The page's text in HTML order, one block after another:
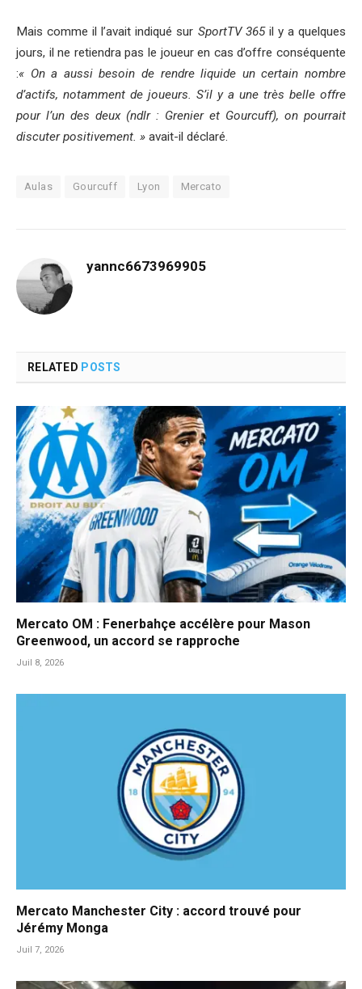
Mais comme il l’avait indiqué sur SportTV 365il y a quelques
jours, il ne retiendra pas le joueur en cas d’offre conséquente
:« On a aussi besoin de rendre liquide un certain nombre
d’actifs, notamment de joueurs. S’il y a une très belle offre
pour l’un des deux (ndlr : Grenier et Gourcuff), on pourrait
discuter positivement. » avait-il déclaré.
Aulas Gourcuff Lyon Mercato
yannc6673969905
RELATED POSTS
Mercato OM : Fenerbahçe accélère pour Mason
Greenwood, un accord se rapproche
Juil 8, 2026
Mercato Manchester City : accord trouvé pour
Jérémy Monga
Juil 7, 2026